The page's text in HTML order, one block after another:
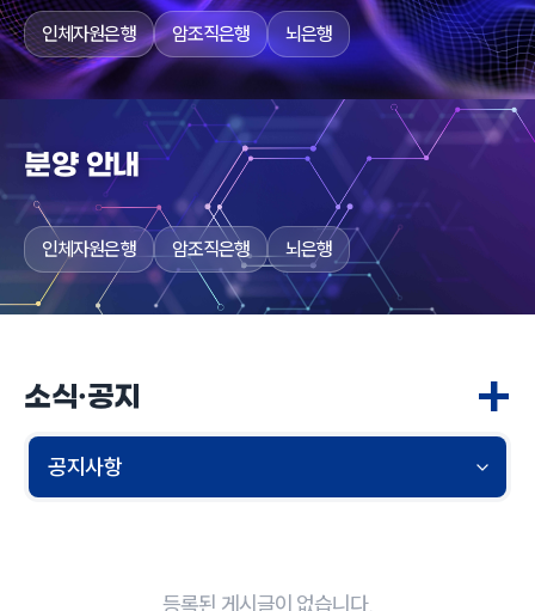
인체자원은행 암조직은행 뇌은행
분양 안내
인체자원은행 암조직은행 뇌은행
소식·공지 +
등록된 게시글이 없습니다.